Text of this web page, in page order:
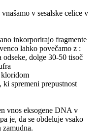
v sesalske celice v
inkorporirajo fragmente
lahko povečamo z :
dolge 30-50 tisoč
spremeni prepustnost
vnos eksogene DNA v
je, da se obdeluje vsako
zamudna.